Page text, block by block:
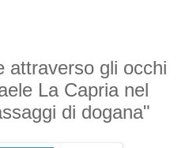
attraverso gli occhi
La Capria nel
di dogana"